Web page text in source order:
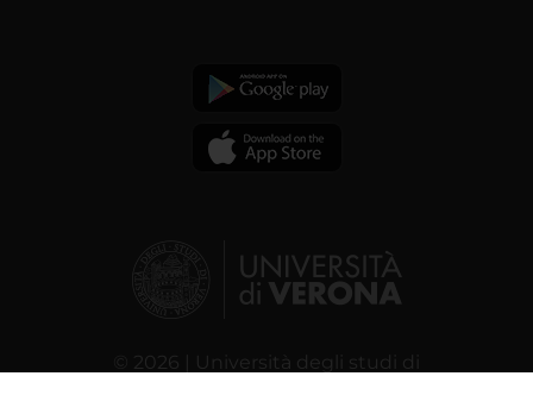
© 2026 | Università degli studi di